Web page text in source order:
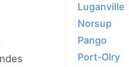
Luganville
Norsup
Pango
Port-Olry